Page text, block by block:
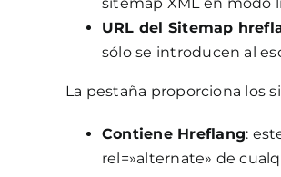
URL del Sitemap
sólo se introducen al
La pestaña proporciona los
Contiene Hreflang:
rel=»alternate» de